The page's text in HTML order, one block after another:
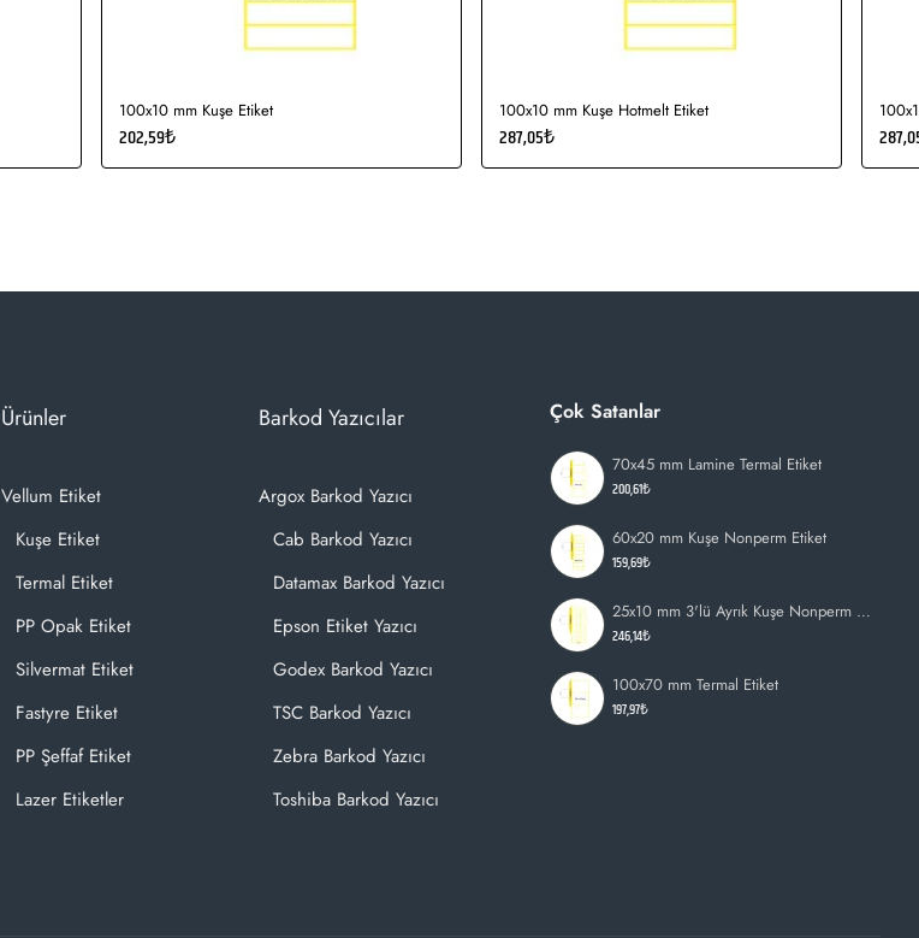
100x10 mm Kuşe Etiket
202,59₺
100x10 mm Kuşe Hotmelt Etiket
287,05₺
Ürünler
Vellum Etiket
Kuşe Etiket
Termal Etiket
PP Opak Etiket
Silvermat Etiket
Fastyre Etiket
PP Şeffaf Etiket
Lazer Etiketler
Barkod Yazıcılar
Argox Barkod Yazıcı
Cab Barkod Yazıcı
Datamax Barkod Yazıcı
Epson Etiket Yazıcı
Godex Barkod Yazıcı
TSC Barkod Yazıcı
Zebra Barkod Yazıcı
Toshiba Barkod Yazıcı
Çok Satanlar
70x45 mm Lamine Termal Etiket
200,61₺
60x20 mm Kuşe Nonperm Etiket
159,69₺
25x10 mm 3'lü Ayrık Kuşe Nonperm Etiket
246,14₺
100x70 mm Termal Etiket
197,97₺